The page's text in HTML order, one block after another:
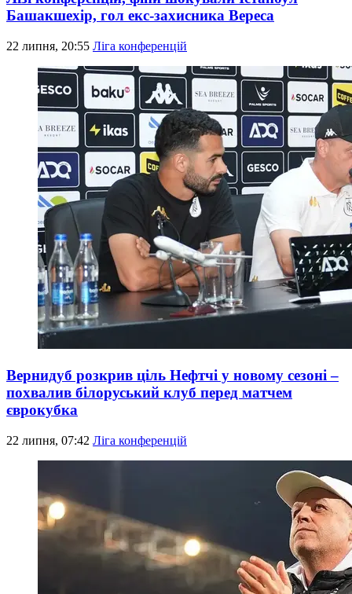
Башакшехір, гол екс-захисника Вереса
22 липня, 20:55 Ліга конференцій
Вернидуб розкрив ціль Нефтчі у новому сезоні –
похвалив білоруський клуб перед матчем
єврокубка
22 липня, 07:42 Ліга конференцій